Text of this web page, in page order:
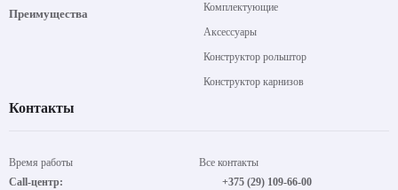
Преимущества
Комплектующие
Аксессуары
Конструктор рольштор
Конструктор карнизов
Контакты
Время работы
Call-центр:
Все контакты
+375 (29) 109-66-00